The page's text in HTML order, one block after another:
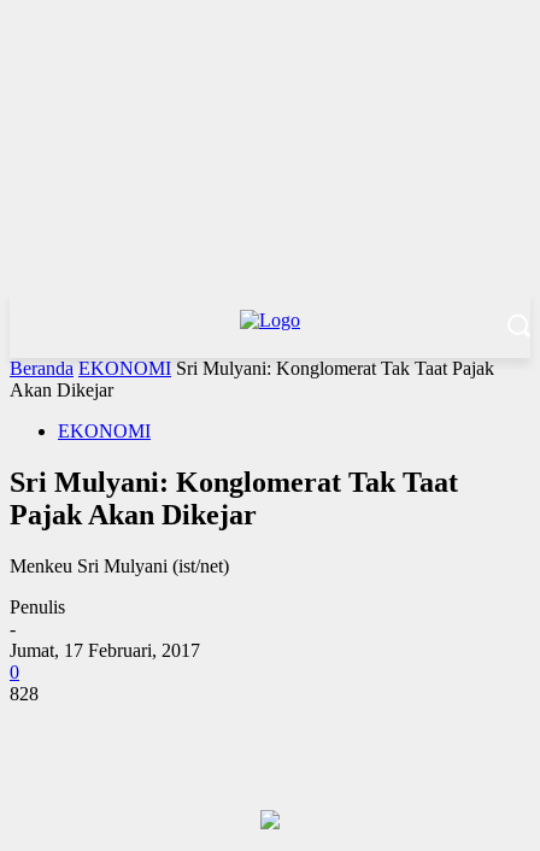
Beranda EKONOMI Sri Mulyani: Konglomerat Tak Taat Pajak
Akan Dikejar
EKONOMI
Sri Mulyani: Konglomerat Tak Taat
Pajak Akan Dikejar
Menkeu Sri Mulyani (ist/net)
Penulis
-
Jumat, 17 Februari, 2017
0
828